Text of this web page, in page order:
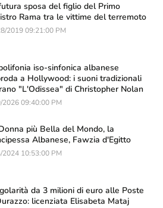
sposa del figlio del Primo
Rama tra le vittime del terremoto
2019 09:21:00 PM
iso-sinfonica albanese
a Hollywood: i suoni tradizionali
"L'Odissea" di Christopher Nolan
2026 09:40:00 PM
più Bella del Mondo, la
Albanese, Fawzia d'Egitto
2024 10:53:00 PM
da 3 milioni di euro alle Poste
licenziata Elisabeta Mataj